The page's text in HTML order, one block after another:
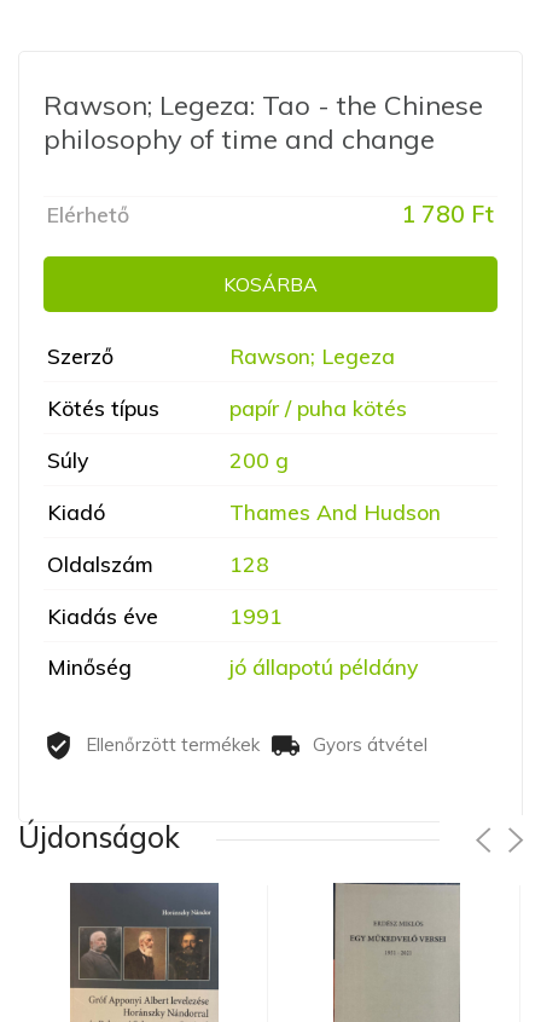
Rawson; Legeza: Tao - the Chinese
philosophy of time and change
Elérhető 1 780 Ft
KOSÁRBA
Szerző
Rawson; Legeza
Kötés típus
papír / puha kötés
Súly
200 g
Kiadó
Thames And Hudson
Oldalszám
128
Kiadás éve
1991
Minőség
jó állapotú példány
Ellenőrzött termékek Gyors átvétel
Újdonságok